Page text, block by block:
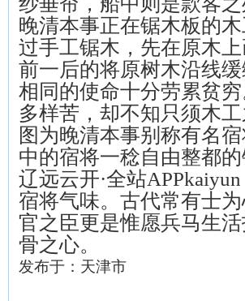
晚清本事正在锯木板的
过手工锯木，先在原木
前一后的将原树木沿线
相同的使命十分劳累贫
多样苦，却不知只须木
图为晚清本事别称有名
中的宿将一稔自由整都
辽远云开·全站
宿将气味。古代常有士
官之臣更是惟愿兵马生
骨之心。
发布于：天津市